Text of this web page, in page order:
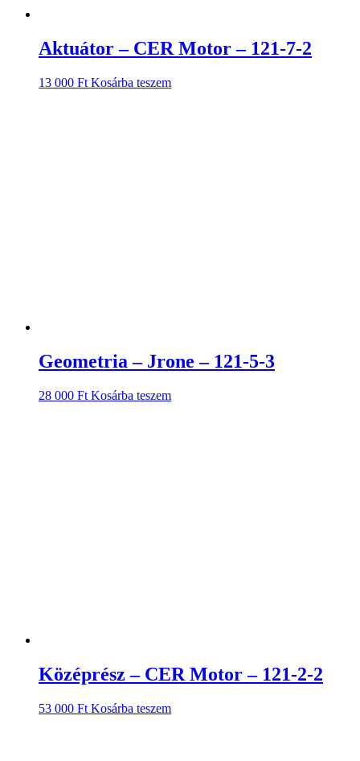
Aktuátor – CER Motor – 121-7-2
13 000 Ft Kosárba teszem
Geometria – Jrone – 121-5-3
28 000 Ft Kosárba teszem
Középrész – CER Motor – 121-2-2
53 000 Ft Kosárba teszem